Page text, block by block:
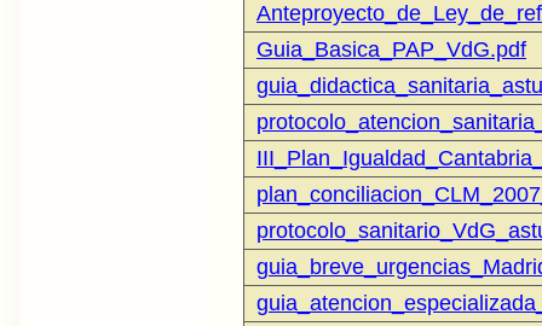
Guia_Basica_PAP_VdG.pdf